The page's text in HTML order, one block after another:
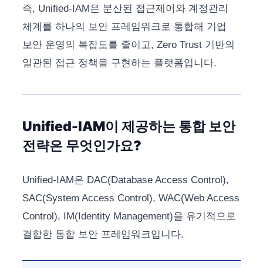
즉, Unified-IAM은 분산된 접근제어와 계정관리
체계를 하나의 보안 프레임워크로 통합해 기업
보안 운영의 복잡도를 줄이고, Zero Trust 기반의
일관된 접근 정책을 구현하는 플랫폼입니다.
Unified-IAM이 제공하는 통합 보안
전략은 무엇인가요?
Unified-IAM은 DAC(Database Access Control),
SAC(System Access Control), WAC(Web Access
Control), IM(Identity Management)을 유기적으로
결합한 통합 보안 프레임워크입니다.